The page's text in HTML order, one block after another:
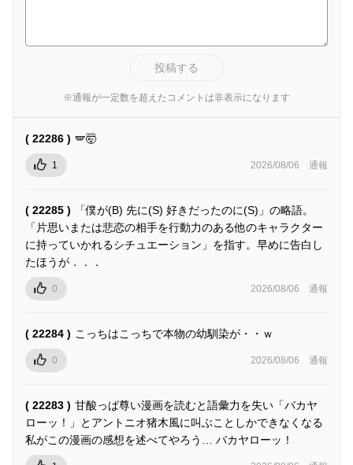
投稿する
※通報が一定数を超えたコメントは非表示になります
( 22286 ) 🪽🤯
1 2026/08/06 通報
( 22285 )
「僕が(B) 先に(S) 好きだったのに(S)」の略語。
「片思いまたは悲恋の相手を行動力のある他のキャラクター
に持っていかれるシチュエーション」を指す。早めに告白し
たほうが．．．
0 2026/08/06 通報
( 22284 ) こっちはこっちで本物の幼馴染が・・ｗ
0 2026/08/06 通報
( 22283 ) 甘酸っぱ尊い漫画を読むと語彙力を失い「バカヤ
ローッ！」とアントニオ猪木風に叫ぶことしかできなくなる
私がこの漫画の感想を述べてやろう… バカヤローッ！